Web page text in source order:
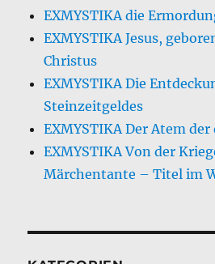
EXMYSTIKA die
EXMYSTIKA Jesus,
Christus
EXMYSTIKA Die
Steinzeitgeldes
EXMYSTIKA Der Atem
EXMYSTIKA Von der
Märchentante – Titel im